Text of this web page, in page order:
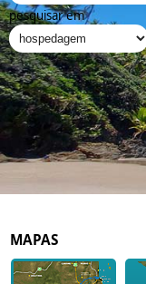
pesquisar em
MAPAS